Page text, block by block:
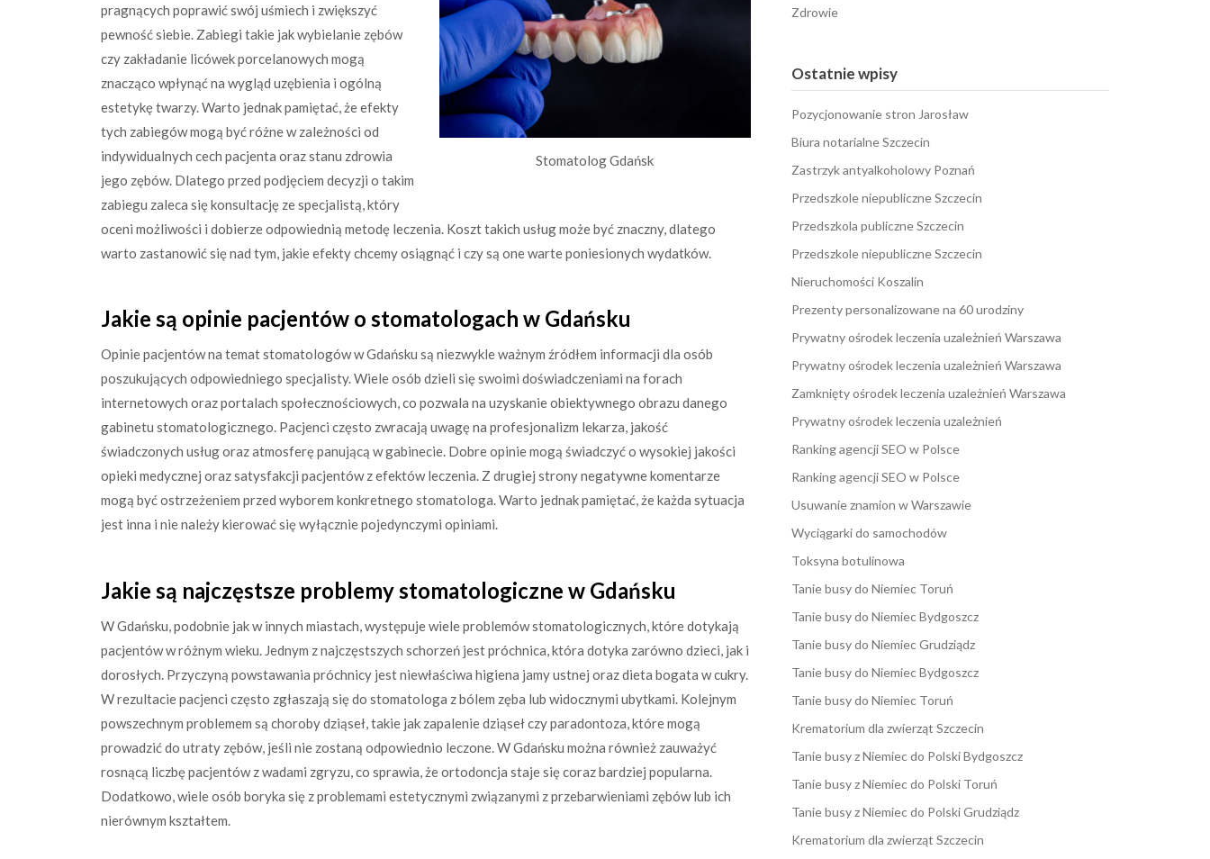
Stomatolog Gdańsk
pragnących poprawić swój uśmiech i zwiększyć
pewność siebie. Zabiegi takie jak wybielanie zębów
czy zakładanie licówek porcelanowych mogą
znacząco wpłynąć na wygląd uzębienia i ogólną
estetykę twarzy. Warto jednak pamiętać, że efekty
tych zabiegów mogą być różne w zależności od
indywidualnych cech pacjenta oraz stanu zdrowia
jego zębów. Dlatego przed podjęciem decyzji o takim
zabiegu zaleca się konsultację ze specjalistą, który
oceni możliwości i dobierze odpowiednią metodę leczenia. Koszt takich usług może być znaczny, dlatego
warto zastanowić się nad tym, jakie efekty chcemy osiągnąć i czy są one warte poniesionych wydatków.
Jakie są opinie pacjentów o stomatologach w Gdańsku
Opinie pacjentów na temat stomatologów w Gdańsku są niezwykle ważnym źródłem informacji dla osób
poszukujących odpowiedniego specjalisty. Wiele osób dzieli się swoimi doświadczeniami na forach
internetowych oraz portalach społecznościowych, co pozwala na uzyskanie obiektywnego obrazu danego
gabinetu stomatologicznego. Pacjenci często zwracają uwagę na profesjonalizm lekarza, jakość
świadczonych usług oraz atmosferę panującą w gabinecie. Dobre opinie mogą świadczyć o wysokiej jakości
opieki medycznej oraz satysfakcji pacjentów z efektów leczenia. Z drugiej strony negatywne komentarze
mogą być ostrzeżeniem przed wyborem konkretnego stomatologa. Warto jednak pamiętać, że każda sytuacja
jest inna i nie należy kierować się wyłącznie pojedynczymi opiniami.
Jakie są najczęstsze problemy stomatologiczne w Gdańsku
W Gdańsku, podobnie jak w innych miastach, występuje wiele problemów stomatologicznych, które dotykają
pacjentów w różnym wieku. Jednym z najczęstszych schorzeń jest próchnica, która dotyka zarówno dzieci, jak i
dorosłych. Przyczyną powstawania próchnicy jest niewłaściwa higiena jamy ustnej oraz dieta bogata w cukry.
W rezultacie pacjenci często zgłaszają się do stomatologa z bólem zęba lub widocznymi ubytkami. Kolejnym
powszechnym problemem są choroby dziąseł, takie jak zapalenie dziąseł czy paradontoza, które mogą
prowadzić do utraty zębów, jeśli nie zostaną odpowiednio leczone. W Gdańsku można również zauważyć
rosnącą liczbę pacjentów z wadami zgryzu, co sprawia, że ortodoncja staje się coraz bardziej popularna.
Dodatkowo, wiele osób boryka się z problemami estetycznymi związanymi z przebarwieniami zębów lub ich
nierównym kształtem.
Zdrowie
Ostatnie wpisy
Pozycjonowanie stron Jarosław
Biura notarialne Szczecin
Zastrzyk antyalkoholowy Poznań
Przedszkole niepubliczne Szczecin
Przedszkola publiczne Szczecin
Przedszkole niepubliczne Szczecin
Nieruchomości Koszalin
Prezenty personalizowane na 60 urodziny
Prywatny ośrodek leczenia uzależnień Warszawa
Prywatny ośrodek leczenia uzależnień Warszawa
Zamknięty ośrodek leczenia uzależnień Warszawa
Prywatny ośrodek leczenia uzależnień
Ranking agencji SEO w Polsce
Ranking agencji SEO w Polsce
Usuwanie znamion w Warszawie
Wyciągarki do samochodów
Toksyna botulinowa
Tanie busy do Niemiec Toruń
Tanie busy do Niemiec Bydgoszcz
Tanie busy do Niemiec Grudziądz
Tanie busy do Niemiec Bydgoszcz
Tanie busy do Niemiec Toruń
Krematorium dla zwierząt Szczecin
Tanie busy z Niemiec do Polski Bydgoszcz
Tanie busy z Niemiec do Polski Toruń
Tanie busy z Niemiec do Polski Grudziądz
Krematorium dla zwierząt Szczecin